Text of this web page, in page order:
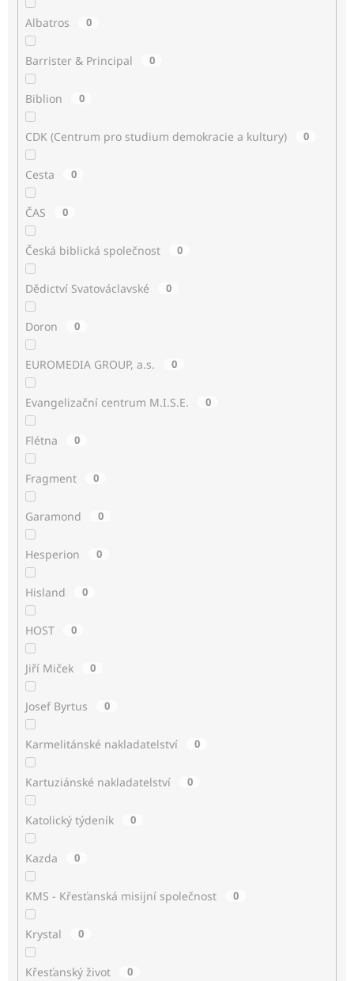
Albatros 0
Barrister & Principal 0
Biblion 0
CDK (Centrum pro studium demokracie a kultury) 0
Cesta 0
ČAS 0
Česká biblická společnost 0
Dědictví Svatováclavské 0
Doron 0
EUROMEDIA GROUP, a.s. 0
Evangelizační centrum M.I.S.E. 0
Flétna 0
Fragment 0
Garamond 0
Hesperion 0
Hisland 0
HOST 0
Jiří Miček 0
Josef Byrtus 0
Karmelitánské nakladatelství 0
Kartuziánské nakladatelství 0
Katolický týdeník 0
Kazda 0
KMS - Křesťanská misijní společnost 0
Krystal 0
Křesťanský život 0